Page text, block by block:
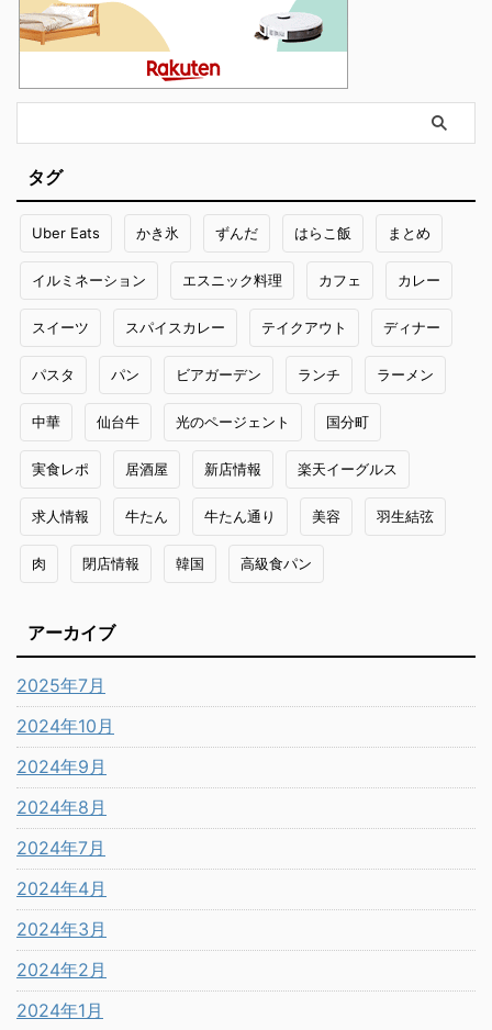
タグ
Uber Eats かき氷 ずんだ はらこ飯 まとめ
イルミネーション エスニック料理 カフェ カレー
スイーツ スパイスカレー テイクアウト ディナー
パスタ パン ビアガーデン ランチ ラーメン
中華 仙台牛 光のページェント 国分町
実食レポ 居酒屋 新店情報 楽天イーグルス
求人情報 牛たん 牛たん通り 美容 羽生結弦
肉 閉店情報 韓国 高級食パン
アーカイブ
2025年7月
2024年10月
2024年9月
2024年8月
2024年7月
2024年4月
2024年3月
2024年2月
2024年1月